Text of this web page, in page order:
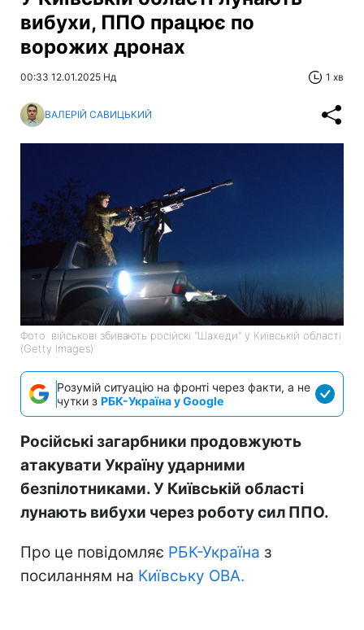
вибухи, ППО працює по
ворожих дронах
00:33 12.01.2025 Нд 1 хв
ВАЛЕРІЙ САВИЦЬКИЙ
Фото: військові збивають російскі "Шахеди" у Київській області
(Getty Images)
Розумій ситуацію на фронті через факти, а не
чутки з РБК-Україна у Google
Російські загарбники продовжують
атакувати Україну ударними
безпілотниками. У Київській області
лунають вибухи через роботу сил ППО.
Про це повідомляє РБК-Україна з
посиланням на Київську ОВА.